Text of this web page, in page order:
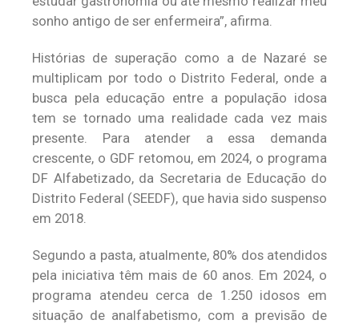
sonho antigo de ser enfermeira”, afirma.
Histórias de superação como a de Nazaré se
multiplicam por todo o Distrito Federal, onde a
busca pela educação entre a população idosa
tem se tornado uma realidade cada vez mais
presente. Para atender a essa demanda
crescente, o GDF retomou, em 2024, o programa
DF Alfabetizado, da Secretaria de Educação do
Distrito Federal (SEEDF), que havia sido suspenso
em 2018.
Segundo a pasta, atualmente, 80% dos atendidos
pela iniciativa têm mais de 60 anos. Em 2024, o
programa atendeu cerca de 1.250 idosos em
situação de analfabetismo, com a previsão de